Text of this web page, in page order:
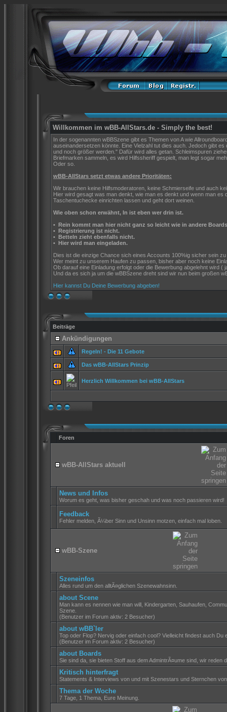
Willkommen im wBB-AllStars.de - Simply the best!
In der sogenannten wBBSzene gibt es Themen von A wie
auseinandersetzen könnte. Eine Vielzahl tut dies auch. Jedoch gibt
und noch größer werden." Dafür wird alles getan. Schleimspuren
Briefmarken sammeln, es wird Hilfssheriff gespielt, man legt sogar
Oder so.
wBB-AllStars setzt etwas andere Prioritäten:
Wir brauchen keine Hilfsmoderatoren, keine Schmierseife und auch
Hier wird gesagt was man denkt, wie man es denkt und wenn man
Taschentuchecke einrichten lassen und geht dort weinen.
Wie oben schon erwähnt, In ist eben wer drin ist.
• Rein kommt man hier nicht ganz so leicht wie in andere
• Registrierung ist nicht.
• Betteln zieht ebenfalls nicht.
• Hier wird man eingeladen.
Dies ist die einzige Chance sich eines Accounts 100%ig sicher sein
Wer meint zu unserem Haufen zu passen, bisher aber noch keine
Ob darauf eine Einladung erfolgt oder die Bewerbung abgelehnt wird
Und da es sich ja um die wBBSzene dreht sind wir nun beim großen
Hier kannst Du Deine Bewerbung abgeben!
Beiträge
Ankündigungen
Regeln! - Die 11 Gebote
Das wBB-AllStars Prinzip
Herzlich Willkommen bei wBB-AllStars
Foren
wBB-AllStars aktuell
News und Infos
Worum es geht, was bisher geschah und was noch passieren wird!
Feedback
Fehler melden, Ã¼ber Sinn und Unsinn motzen, einfach mal loben.
wBB-Szene
Szeneinfos
Alles rund um den alltÃ¤glichen Szenewahnsinn.
about Scene
Man kann es nennen wie man will, Kindergarten, Sauhaufen,
Szene.
(Benutzer im Forum aktiv: 2 Besucher)
about wBB`ler
Top oder Flop? Nervig oder einfach cool? Vielleicht findest auch
(Benutzer im Forum aktiv: 2 Besucher)
about Boards
Sie sind da, sie bieten Stoff aus dem AdmintrÃ¤ume sind, wir reden
Kritisch hinterfragt
Statements & Interviews von und mit Szenestars und Sternchen
Thema der Woche
7 Tage, 1 Thema, Eure Meinung.